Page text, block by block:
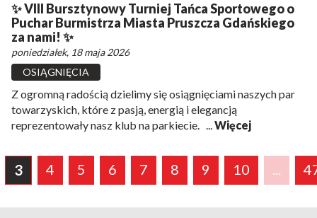
✨ VIII Bursztynowy Turniej Tańca Sportowego o
Puchar Burmistrza Miasta Pruszcza Gdańskiego
za nami! ✨
poniedziałek, 18 maja 2026
OSIĄGNIĘCIA
Z ogromną radością dzielimy się osiągnięciami naszych par
towarzyskich, które z pasją, energią i elegancją
reprezentowały nasz klub na parkiecie. ...Więcej
3 4 5 6 7 8 9 10 ...